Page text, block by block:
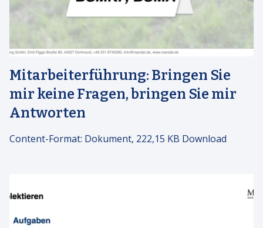
Mitarbeiterführung: Bringen Sie
mir keine Fragen, bringen Sie mir
Antworten
Content-Format: Dokument, 222,15 KB Download